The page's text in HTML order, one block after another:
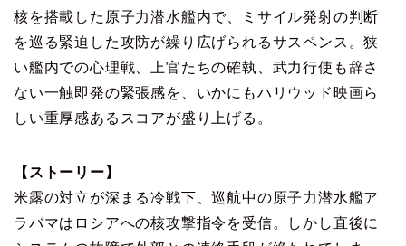
核を搭載した原子力潜水艦内で、ミサイル発射の判断
を巡る緊迫した攻防が繰り広げられるサスペンス。狭
い艦内での心理戦、上官たちの確執、武力行使も辞さ
ない一触即発の緊張感を、いかにもハリウッド映画ら
しい重厚感あるスコアが盛り上げる。
【ストーリー】
米露の対立が深まる冷戦下、巡航中の原子力潜水艦ア
ラバマはロシアへの核攻撃指令を受信。しかし直後に